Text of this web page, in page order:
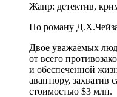
Жанр: детектив,
По роману
Двое уважаемых
от всего
и обеспеченной
авантюру, захватив
стоимостью $3 млн.